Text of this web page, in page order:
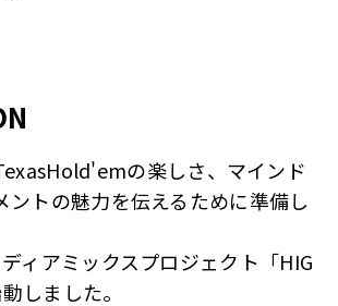
の楽しさ、マインド
ントの魅力を伝えるために準備し
ィアミックスプロジェクト「HIG
しました。